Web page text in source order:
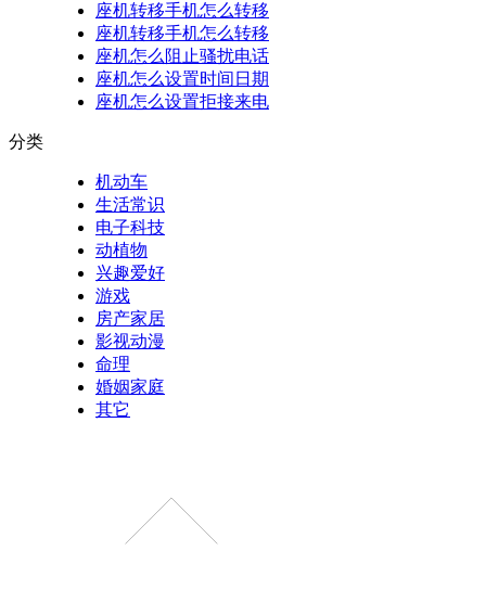
座机转移手机怎么转移
座机转移手机怎么转移
座机怎么阻止骚扰电话
座机怎么设置时间日期
座机怎么设置拒接来电
分类
机动车
生活常识
电子科技
动植物
兴趣爱好
游戏
房产家居
影视动漫
命理
婚姻家庭
其它